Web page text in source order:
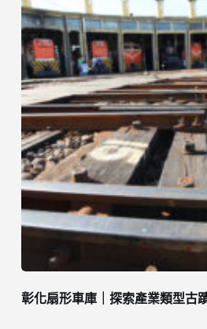
彰化扇形車庫｜探索產業類型古